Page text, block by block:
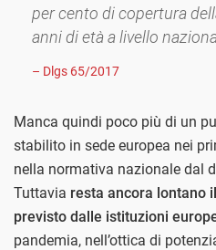
per cento di copertura
anni di età a livello
– Dlgs 65/2017
Manca quindi poco più di un
stabilito in sede europea nei
nella normativa nazionale dal
Tuttavia resta ancora lontano
previsto dalle istituzioni
pandemia, nell’ottica di